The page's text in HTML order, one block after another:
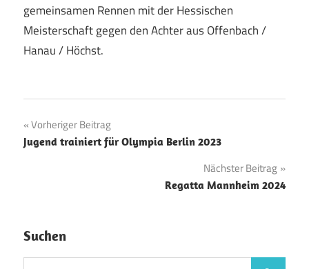
gemeinsamen Rennen mit der Hessischen
Meisterschaft gegen den Achter aus Offenbach /
Hanau / Höchst.
Beitragsnavigation
Vorheriger Beitrag
Jugend trainiert für Olympia Berlin 2023
Nächster Beitrag
Regatta Mannheim 2024
Suchen